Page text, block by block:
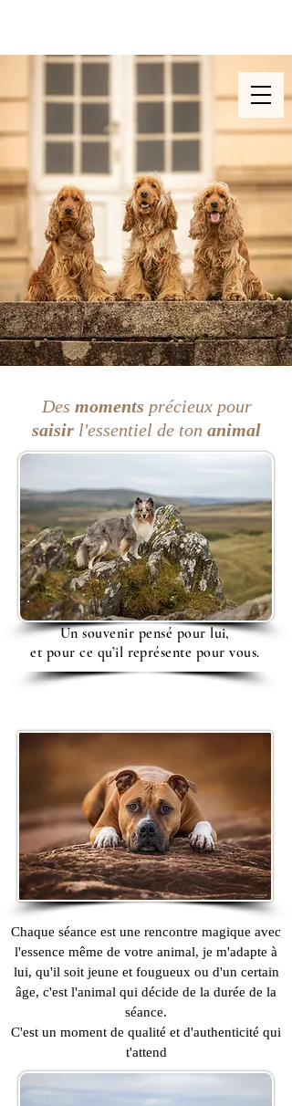
Des moments précieux pour
saisir l'essentiel de ton animal
Un souvenir pensé pour lui,
et pour ce qu’il représente pour vous.
Chaque séance est une rencontre magique avec
l'essence même de votre animal, je m'adapte à
lui, qu'il soit jeune et fougueux ou d'un certain
âge, c'est l'animal qui décide de la durée de la
séance.
C'est un moment de qualité et d'authenticité qui
t'attend